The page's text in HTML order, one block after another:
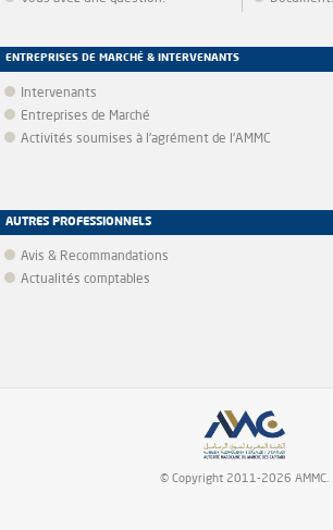
ENTREPRISES DE MARCHÉ & INTERVENANTS
Intervenants
Entreprises de Marché
Activités soumises à l'agrément de l'AMMC
AUTRES PROFESSIONNELS
Avis & Recommandations
Actualités comptables
© Copyright 2011-2026 AMMC.